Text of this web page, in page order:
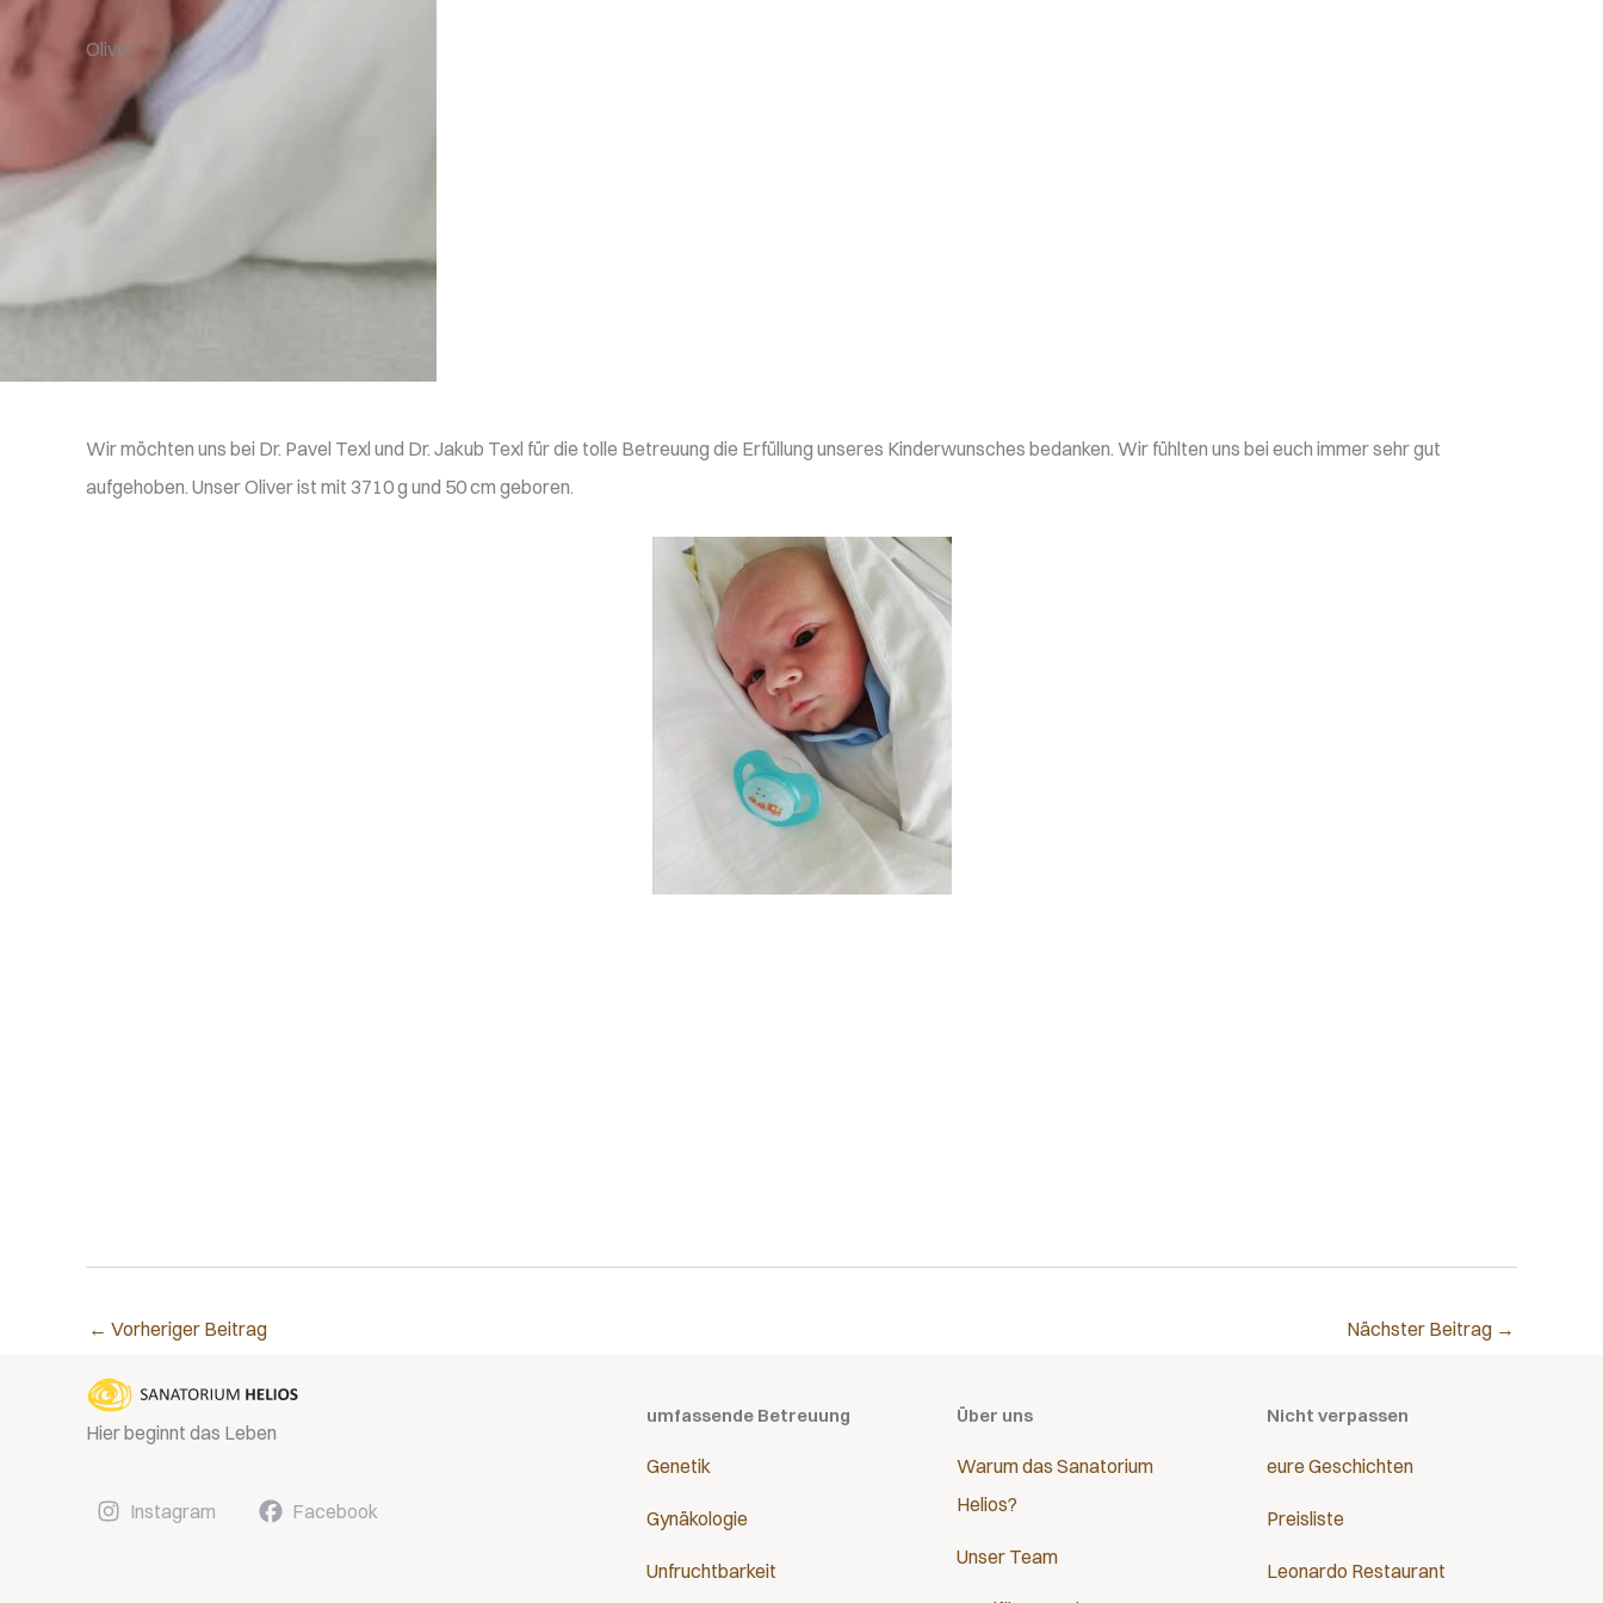
Oliver
Wir möchten uns bei Dr. Pavel Texl und Dr. Jakub Texl für die tolle Betreuung die Erfüllung unseres Kinderwunsches bedanken. Wir fühlten uns bei euch immer sehr gut
aufgehoben. Unser Oliver ist mit 3710 g und 50 cm geboren.
← Vorheriger Beitrag Nächster Beitrag →
Hier beginnt das Leben
Instagram Facebook
umfassende Betreuung
Genetik
Gynäkologie
Unfruchtbarkeit
Über uns
Warum das Sanatorium
Helios?
Unser Team
Nicht verpassen
eure Geschichten
Preisliste
Leonardo Restaurant